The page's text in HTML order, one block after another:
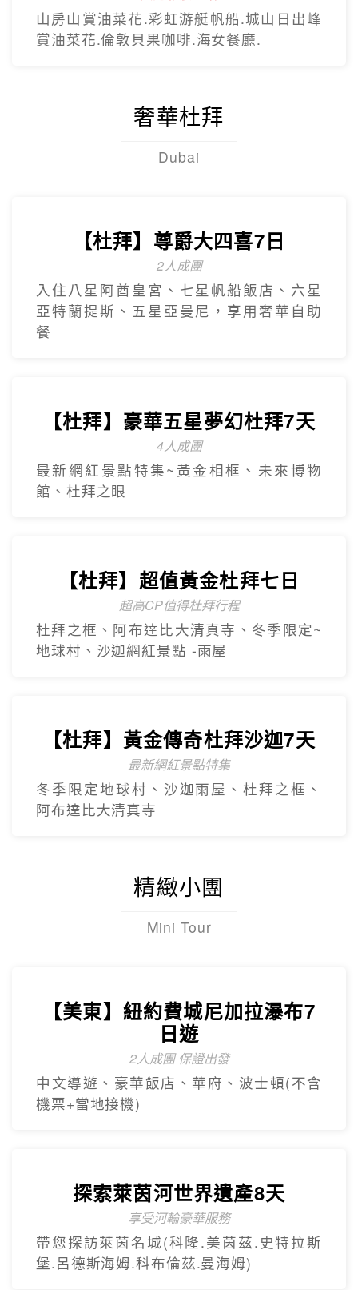
山房山賞油菜花.彩虹游艇帆船.城山日出峰
賞油菜花.倫敦貝果咖啡.海女餐廳.
奢華杜拜
Dubai
【杜拜】尊爵大四喜7日
2人成團
入住八星阿酋皇宮、七星帆船飯店、六星
亞特蘭提斯、五星亞曼尼，享用奢華自助
餐
【杜拜】豪華五星夢幻杜拜7天
4人成團
最新網紅景點特集~黃金相框、未來博物
館、杜拜之眼
【杜拜】超值黃金杜拜七日
超高CP值得杜拜行程
杜拜之框、阿布達比大清真寺、冬季限定~
地球村、沙迦網紅景點 -⾬屋
【杜拜】黃金傳奇杜拜沙迦7天
最新網紅景點特集
冬季限定地球村、沙迦⾬屋、杜拜之框、
阿布達比大清真寺
精緻小團
Mini Tour
【美東】紐約費城尼加拉瀑布7
日遊
2人成團 保證出發
中文導遊、豪華飯店、華府、波士頓(不含
機票+當地接機)
探索萊茵河世界遺產8天
享受河輪豪華服務
帶您探訪萊茵名城(科隆.美茵茲.史特拉斯
堡.呂德斯海姆.科布倫茲.曼海姆)